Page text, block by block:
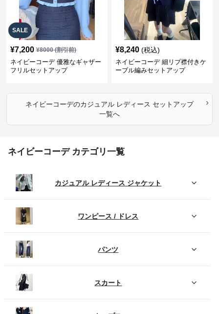
SALE
¥7,200 ¥8000(割引前)
ネイビーコーデ 優雅なギャザー
フリルセットアップ
¥8,240 (税込)
ネイビーコーデ 細リブ襟付きケ
ーブル編みセットアップ
ネイビーコーデのカジュアル レディース セットアップ
一覧へ
›
ネイビーコーデ カテゴリ一覧
カジュアル レディース ジャケット
ワンピース / ドレス
パンツ
スカート